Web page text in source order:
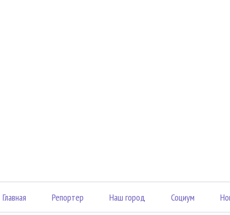
Главная Репортер Наш город Социум